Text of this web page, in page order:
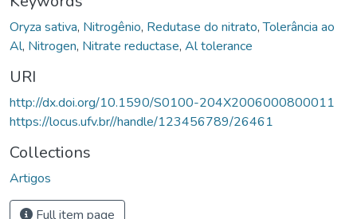
Oryza sativa, Nitrogênio, Redutase do nitrato,Tolerância ao
Al, Nitrogen, Nitrate reductase, Al tolerance
URI
http://dx.doi.org/10.1590/S0100-204X2006000800011
https://locus.ufv.br//handle/123456789/26461
Collections
Artigos
Full item page